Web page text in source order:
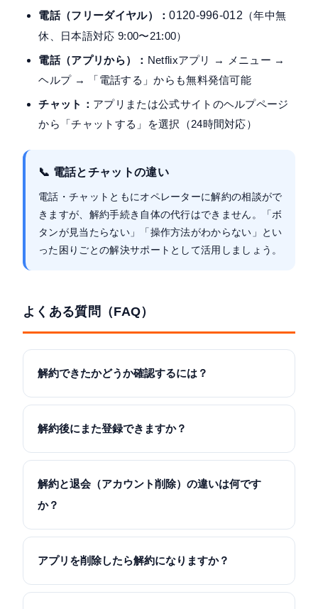
電話（フリーダイヤル）：0120-996-012 （年中無
休、日本語対応 9:00〜21:00）
電話（アプリから）： Netflixアプリ → メニュー →
ヘルプ → 「電話する」からも無料発信可能
チャット： アプリまたは公式サイトのヘルプページ
から「チャットする」を選択（24時間対応）
📞 電話とチャットの違い
電話・チャットともにオペレーターに解約の相談がで
きますが、解約手続き自体の代行はできません。「ボ
タンが見当たらない」「操作方法がわからない」とい
った困りごとの解決サポートとして活用しましょう。
よくある質問（FAQ）
解約できたかどうか確認するには？
解約後にまた登録できますか？
解約と退会（アカウント削除）の違いは何です
か？
アプリを削除したら解約になりますか？